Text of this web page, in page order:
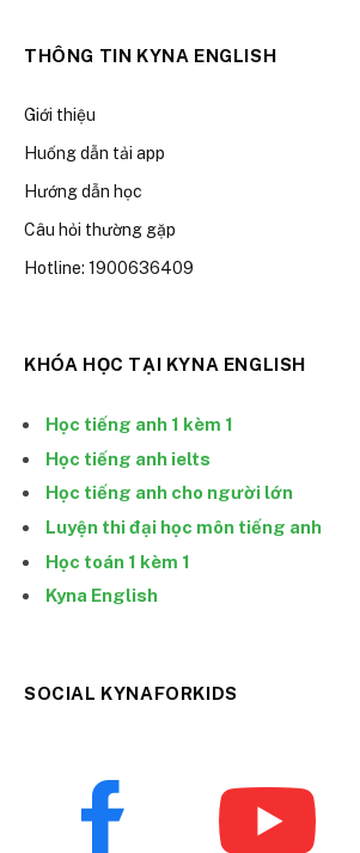
THÔNG TIN KYNA ENGLISH
Giới thiệu
Huống dẫn tải app
Hướng dẫn học
Câu hỏi thường gặp
Hotline: 1900636409
KHÓA HỌC TẠI KYNA ENGLISH
Học tiếng anh 1 kèm 1
Học tiếng anh ielts
Học tiếng anh cho người lớn
Luyện thi đại học môn tiếng anh
Học toán 1 kèm 1
Kyna English
SOCIAL KYNAFORKIDS